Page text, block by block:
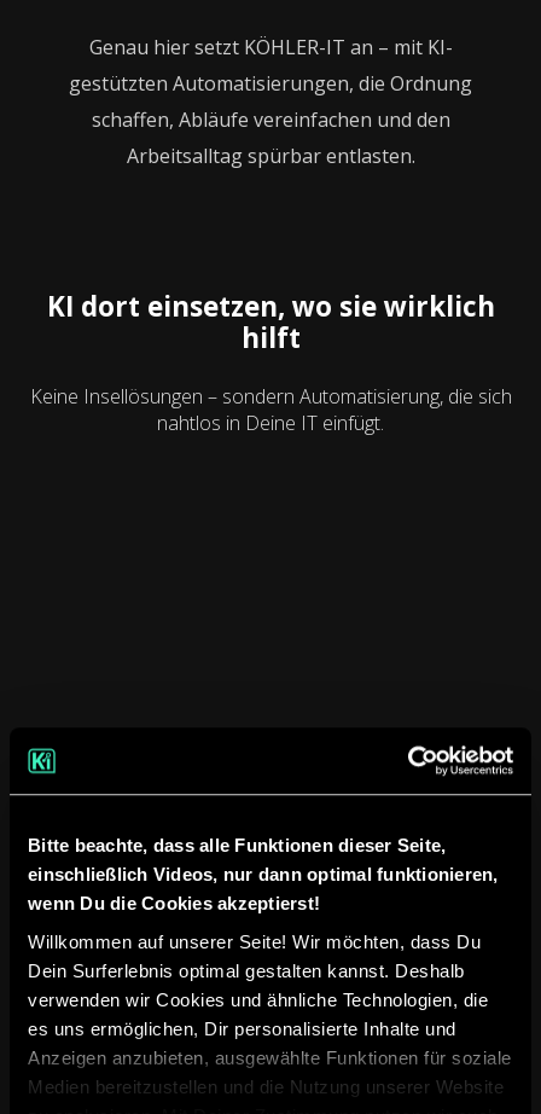
Bitte beachte, dass alle Funktionen dieser Seite,
einschließlich Videos, nur dann optimal funktionieren,
wenn Du die Cookies akzeptierst!
Willkommen auf unserer Seite! Wir möchten, dass Du
Dein Surferlebnis optimal gestalten kannst. Deshalb
verwenden wir Cookies und ähnliche Technologien, die
es uns ermöglichen, Dir personalisierte Inhalte und
Anzeigen anzubieten, ausgewählte Funktionen für soziale
Medien bereitzustellen und die Nutzung unserer Website
Genau hier setzt KÖHLER-IT an – mit KI-
gestützten Automatisierungen, die Ordnung
schaffen, Abläufe vereinfachen und den
Arbeitsalltag spürbar entlasten.
KI dort einsetzen, wo sie wirklich
hilft
Keine Insellösungen – sondern Automatisierung, die sich
nahtlos in Deine IT einfügt.
Ticketsystem und ohne Medienbrüche.
Automatisierte
Kommunikation
Anfragen per Mail oder Chat werden
vorqualifiziert, zusammengeführt und